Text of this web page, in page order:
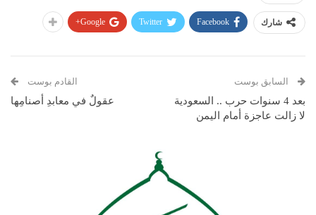
شارك Facebook
Twitter
Google+
السابق بوست
بعد 4 سنوات حرب .. السعودية
لا زالت عاجزة أمام اليمن
القادم بوست
عقولٌ في معابدِ أصنامِها